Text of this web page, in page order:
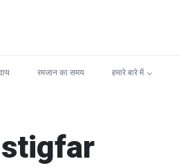
रमजान का समय हमारे बारे में